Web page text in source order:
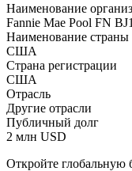
Наименование
Fannie Mae Pool FN
Наименование страны
США
Страна регистрации
США
Отрасль
Другие отрасли
Публичный долг
2 млн USD
Откройте глобальную